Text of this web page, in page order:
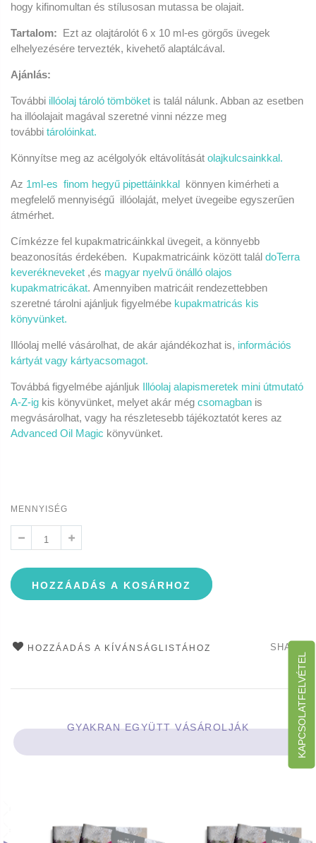
hogy kifinomultan és stílusosan mutassa be olajait.
Tartalom: Ezt az olajtárolót 6 x 10 ml-es görgős üvegek
elhelyezésére tervezték, kivehető alaptálcával.
Ajánlás:
További illóolaj tároló tömböket is talál nálunk. Abban az esetben
ha illóolajait magával szeretné vinni nézze meg
további tárolóinkat.
Könnyítse meg az acélgolyók eltávolítását olajkulcsainkkal.
Az 1ml-es finom hegyű pipettáinkkal könnyen kimérheti a
megfelelő mennyiségű illóolaját, melyet üvegeibe egyszerűen
átmérhet.
Címkézze fel kupakmatricáinkkal üvegeit, a könnyebb
beazonosítás érdekében. Kupakmatricáink között talál doTerra
keverékneveket ,és magyar nyelvű önálló olajos
kupakmatricákat. Amennyiben matricáit rendezettebben
szeretné tárolni ajánljuk figyelmébe kupakmatricás kis
könyvünket.
Illóolaj mellé vásárolhat, de akár ajándékozhat is, információs
kártyát vagy kártyacsomagot.
Továbbá figyelmébe ajánljuk Illóolaj alapismeretek mini útmutató
A-Z-ig kis könyvünket, melyet akár még csomagban is
megvásárolhat, vagy ha részletesebb tájékoztatót keres az
Advanced Oil Magic könyvünket.
MENNYISÉG
HOZZÁADÁS A KOSÁRHOZ
HOZZÁADÁS A KÍVÁNSÁGLISTÁHOZ SHARE
GYAKRAN EGYÜTT VÁSÁROLJÁK KAPCSOLATFELVÉTEL